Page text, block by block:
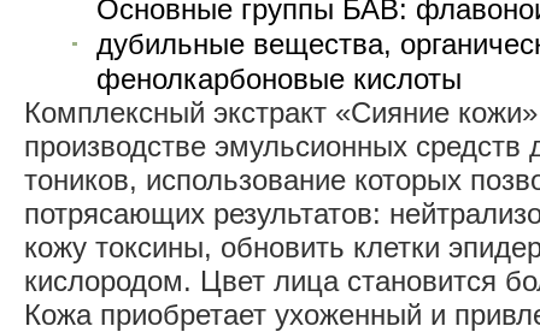
Основные группы БАВ:
дубильные вещества,
фенолкарбоновые кислоты
Комплексный экстракт «Сияние
производстве эмульсионных средств
тоников, использование которых
потрясающих результатов:
кожу токсины, обновить клетки
кислородом. Цвет лица становится
Кожа приобретает ухоженный и